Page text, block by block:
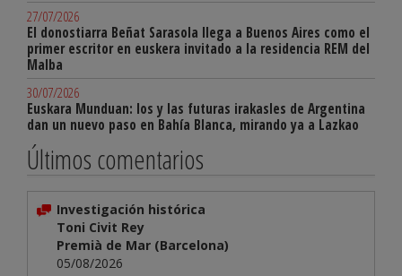
27/07/2026
El donostiarra Beñat Sarasola llega a Buenos Aires como el
primer escritor en euskera invitado a la residencia REM del
Malba
30/07/2026
Euskara Munduan: los y las futuras irakasles de Argentina
dan un nuevo paso en Bahía Blanca, mirando ya a Lazkao
Últimos comentarios
Investigación histórica
Toni Civit Rey
Premià de Mar (Barcelona)
05/08/2026